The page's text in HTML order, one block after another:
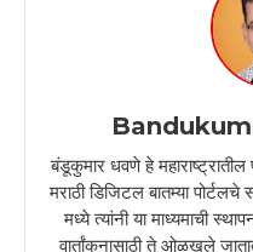
बंडूकुमार धवणे हे
मराठी डिजिटल बातम्या
मध्ये त्यांनी या माध्यमाची
वार्तांकनासाठी ते ओळखले